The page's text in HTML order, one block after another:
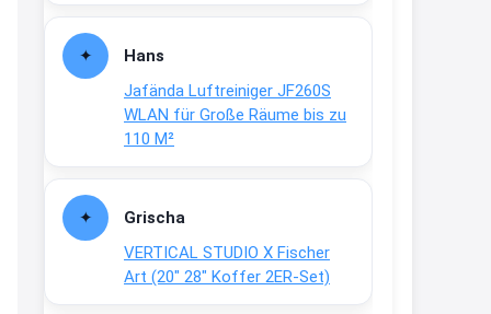
Hans
Jafända Luftreiniger JF260S
WLAN für Große Räume bis zu
110 M²
Grischa
VERTICAL STUDIO X Fischer
Art (20″ 28″ Koffer 2ER-Set)
Fielmann-Blinkis mehr / wurde
www.fielmann-
group.com/blinkis...
13:44
dich zu sehen, alles gut?
15:01